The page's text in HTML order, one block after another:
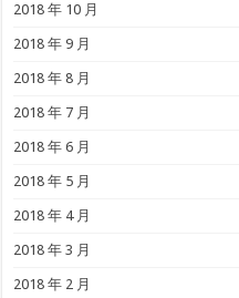
2018 年 10 月
2018 年 9 月
2018 年 8 月
2018 年 7 月
2018 年 6 月
2018 年 5 月
2018 年 4 月
2018 年 3 月
2018 年 2 月